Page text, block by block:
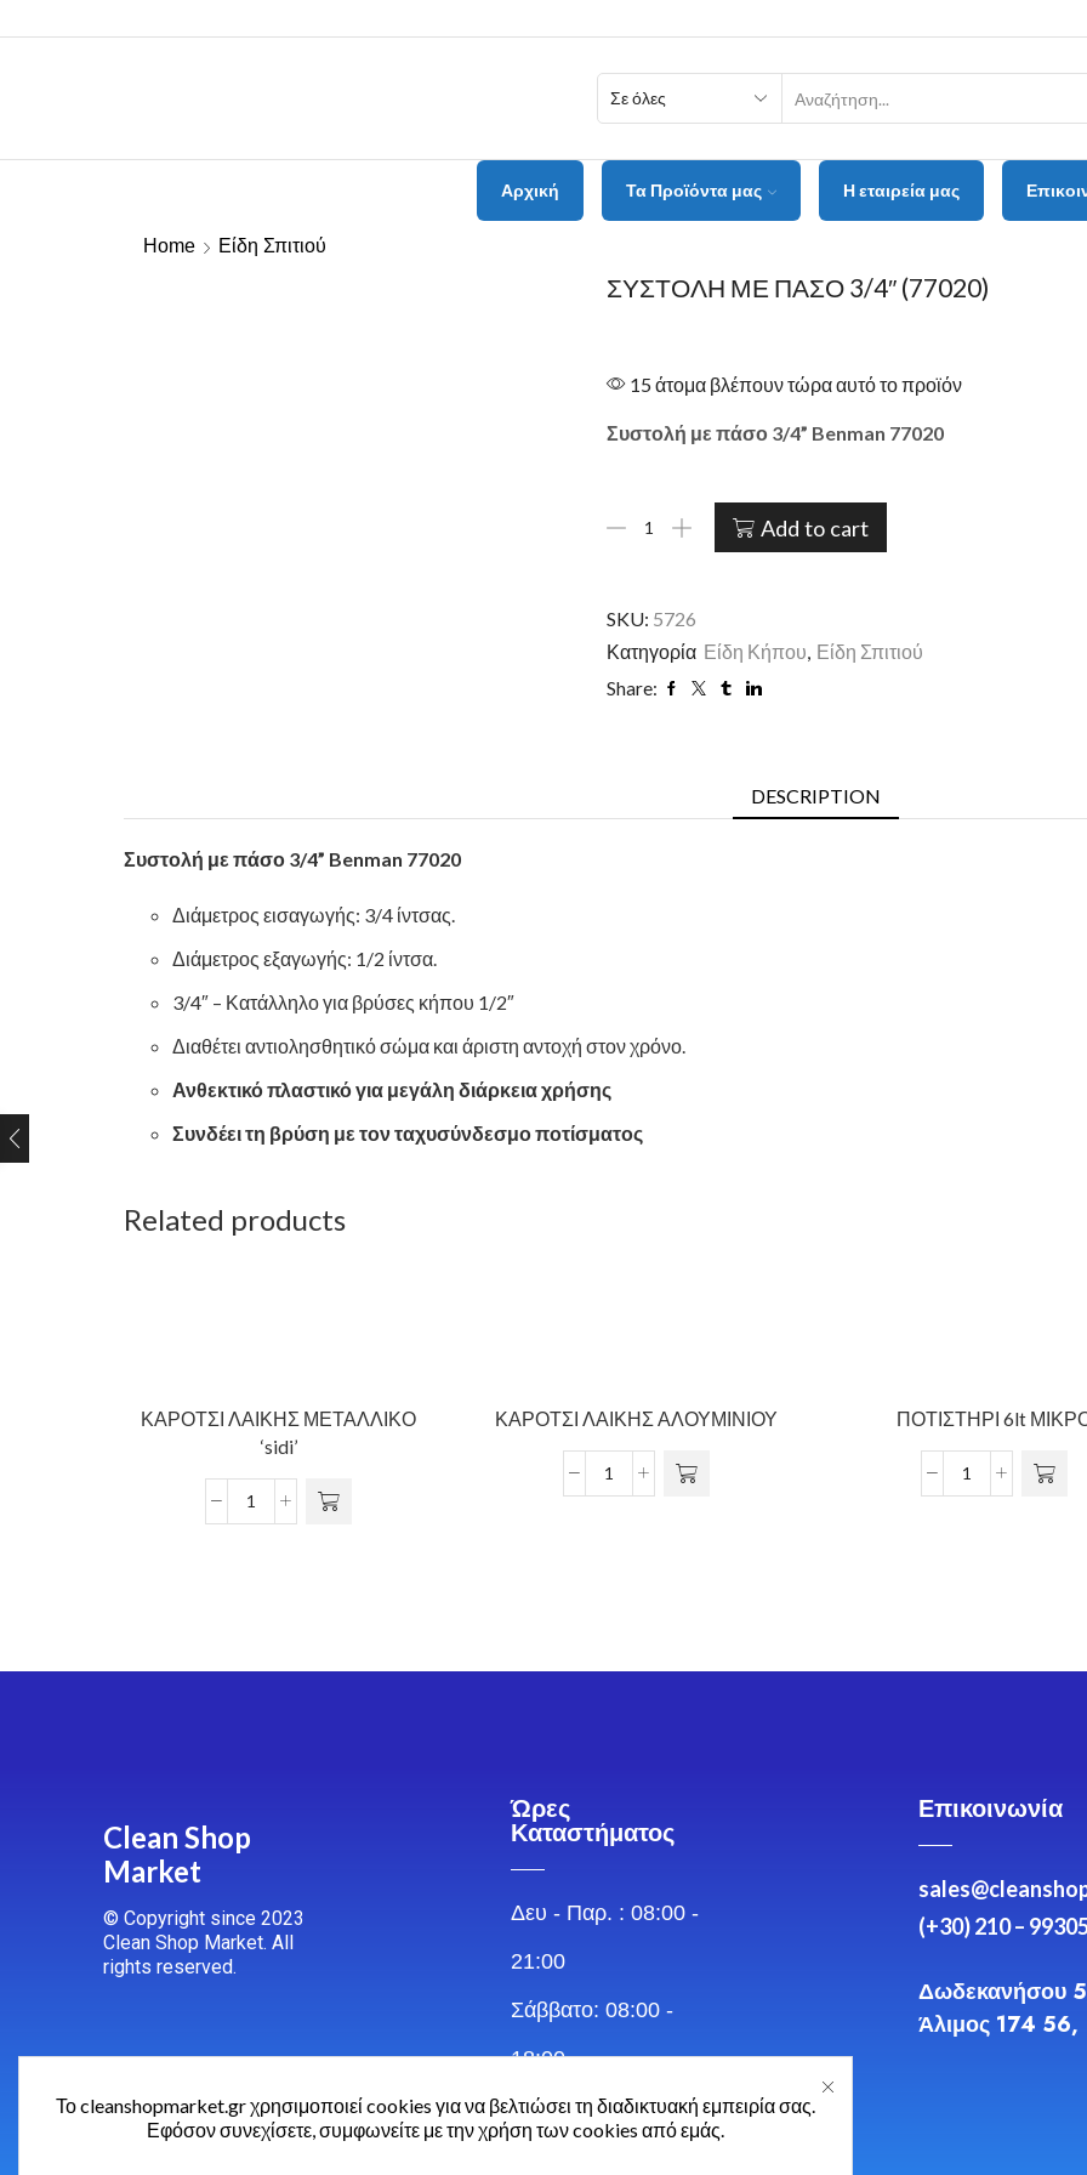
Αρχική Τα Προϊόντα μας Η εταιρεία μας
Home Είδη Σπιτιού
ΣΥΣΤΟΛΗ ΜΕ ΠΑΣΟ 3/4″ (77020)
15 άτομα βλέπουν τώρα αυτό το προϊόν
Συστολή με πάσο 3/4” Benman 77020
Add to cart
SKU: 5726
Κατηγορία Είδη Κήπου, Είδη Σπιτιού
Share:
DESCRIPTION
Συστολή με πάσο 3/4” Benman 77020
Διάμετρος εισαγωγής: 3/4 ίντσας.
Διάμετρος εξαγωγής: 1/2 ίντσα.
3/4″ – Κατάλληλο για βρύσες κήπου 1/2″
Διαθέτει αντιολησθητικό σώμα και άριστη αντοχή στον χρόνο.
Ανθεκτικό πλαστικό για μεγάλη διάρκεια χρήσης
Συνδέει τη βρύση με τον ταχυσύνδεσμο ποτίσματος
Related products
ΚΑΡΟΤΣΙ ΛΑΙΚΗΣ ΜΕΤΑΛΛΙΚΟ
‘sidi’
ΚΑΡΟΤΣΙ ΛΑΙΚΗΣ ΑΛΟΥΜΙΝΙΟΥ ΠΟΤΙΣΤΗΡΙ 6lt
Το cleanshopmarket.gr χρησιμοποιεί cookies για να βελτιώσει τη διαδικτυακή εμπειρία σας.
Εφόσον συνεχίσετε, συμφωνείτε με την χρήση των cookies από εμάς.
Clean Shop
Market
© Copyright since 2023
Clean Shop Market. All
rights reserved.
Ώρες
Καταστήματος
Δευ - Παρ. : 08:00 -
21:00
Σάββατο: 08:00 -
18:00
Κυριακή: Κλειστά
Επικοινωνία
(+30) 210 –
Δωδεκανήσου
Άλιμος 174 56,